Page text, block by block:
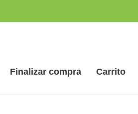
Finalizar compra Carrito